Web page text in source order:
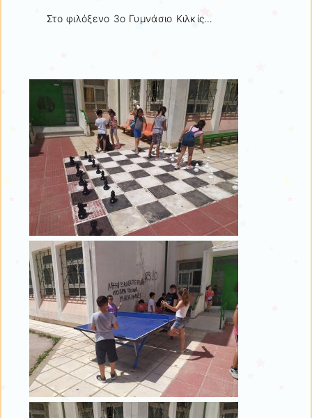
Στο φιλόξενο 3ο Γυμνάσιο Κιλκίς…